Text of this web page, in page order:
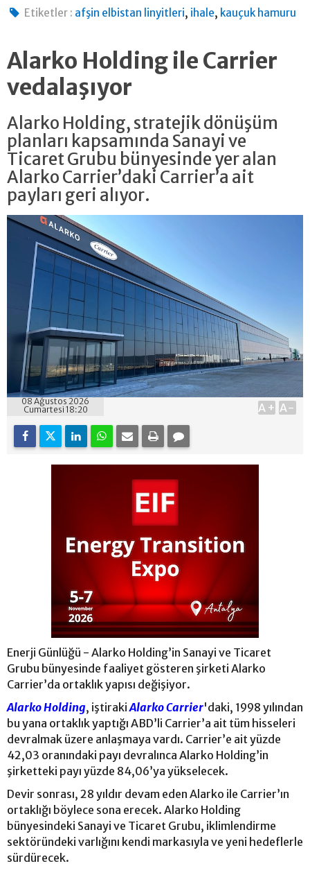
Etiketler : afşin elbistan linyitleri, ihale, kauçuk hamuru
Alarko Holding ile Carrier
vedalaşıyor
Alarko Holding, stratejik dönüşüm
planları kapsamında Sanayi ve
Ticaret Grubu bünyesinde yer alan
Alarko Carrier’daki Carrier’a ait
payları geri alıyor.
08 Ağustos 2026
Cumartesi 18:20
A+ A-
Enerji Günlüğü - Alarko Holding’in Sanayi ve Ticaret
Grubu bünyesinde faaliyet gösteren şirketi Alarko
Carrier’da ortaklık yapısı değişiyor.
Alarko Holding, iştirakiAlarko Carrier'daki, 1998 yılından
bu yana ortaklık yaptığı ABD’li Carrier’a ait tüm hisseleri
devralmak üzere anlaşmaya vardı. Carrier’e ait yüzde
42,03 oranındaki payı devralınca Alarko Holding’in
şirketteki payı yüzde 84,06’ya yükselecek.
Devir sonrası, 28 yıldır devam eden Alarko ile Carrier’ın
ortaklığı böylece sona erecek. Alarko Holding
bünyesindeki Sanayi ve Ticaret Grubu, iklimlendirme
sektöründeki varlığını kendi markasıyla ve yeni hedeflerle
sürdürecek.